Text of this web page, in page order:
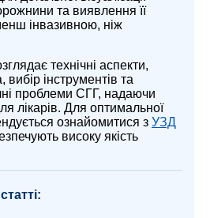
та виявлення її
інвазивною, ніж
технічні аспекти,
вибір інструментів та
проблеми СГГ, надаючи
лікарів. Для оптимальної
ознайомитися з УЗД
високу якість